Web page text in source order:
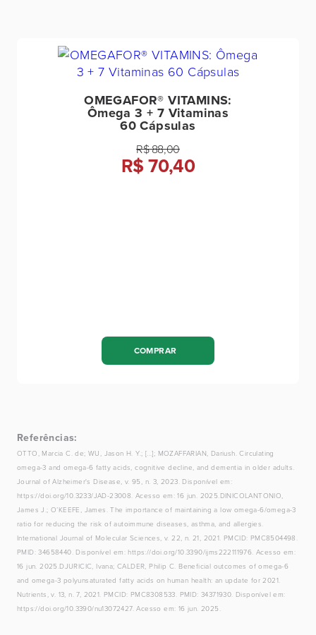
OMEGAFOR® VITAMINS:
Ômega 3 + 7 Vitaminas
60 Cápsulas
R$ 88,00
R$ 70,40
COMPRAR
Referências:
OTTO, Marcia C. de; WU, Jason H. Y.; [...]; MOZAFFARIAN, Dariush. Circulating
omega-3 and omega-6 fatty acids, cognitive decline, and dementia in older adults.
Journal of Alzheimer's Disease, v. 95, n. 3, 2023. Disponível em:
https://doi.org/10.3233/JAD-23008. Acesso em: 16 jun. 2025.‍DINICOLANTONIO,
James J.; O’KEEFE, James. The importance of maintaining a low omega-6/omega-3
ratio for reducing the risk of autoimmune diseases, asthma, and allergies.
International Journal of Molecular Sciences, v. 22, n. 21, 2021. PMCID: PMC8504498.
PMID: 34658440. Disponível em: https://doi.org/10.3390/ijms222111976. Acesso em:
16 jun. 2025.DJURICIC, Ivana; CALDER, Philip C. Beneficial outcomes of omega-6
and omega-3 polyunsaturated fatty acids on human health: an update for 2021.
Nutrients, v. 13, n. 7, 2021. PMCID: PMC8308533. PMID: 34371930. Disponível em:
https://doi.org/10.3390/nu13072427. Acesso em: 16 jun. 2025.